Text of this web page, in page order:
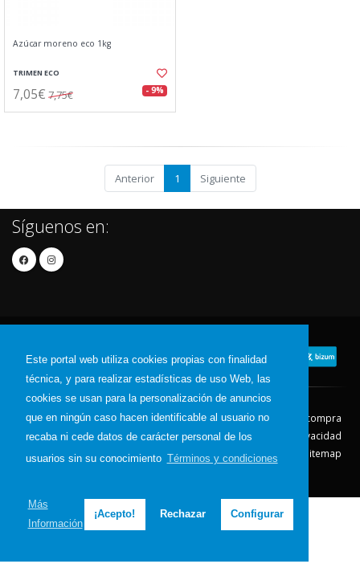
Este portal web utiliza cookies propias con finalidad
técnica, y para realizar estadísticas de uso Web, las
cookies se usan para la personalización de anuncios
que en ningún caso hacen identificable al usuario no
recaba ni cede datos de carácter personal de los
usuarios sin su conocimiento Términos y condiciones
Más
Información
¡Acepto! Rechazar Configurar
Azúcar moreno eco 1kg
TRIMEN ECO
7,05€ 7,75€ - 9%
Anterior 1 Siguiente
Síguenos en:
Contacto Aviso Legal
Condiciones de compra
Política de envíos
Política de devolución
Política de Privacidad
Política de Cookies
Sitemap